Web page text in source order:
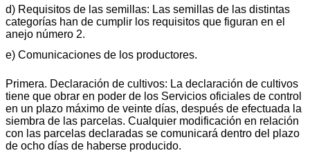
d) Requisitos de las semillas: Las semillas de las distintas
categorías han de cumplir los requisitos que figuran en el
anejo número 2.
e) Comunicaciones de los productores.
Primera. Declaración de cultivos: La declaración de cultivos
tiene que obrar en poder de los Servicios oficiales de control
en un plazo máximo de veinte días, después de efectuada la
siembra de las parcelas. Cualquier modificación en relación
con las parcelas declaradas se comunicará dentro del plazo
de ocho días de haberse producido.